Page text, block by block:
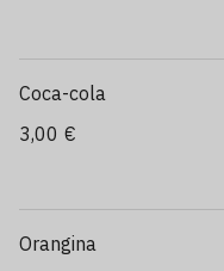
Coca-cola
3,00 €
Orangina